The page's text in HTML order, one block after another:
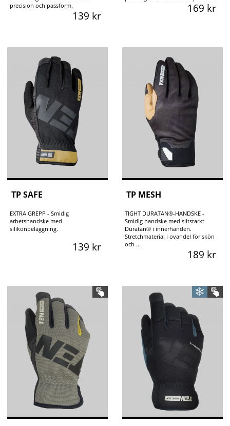
precision och passform.
139 kr
169 kr
TP SAFE
EXTRA GREPP - Smidig
arbetshandske med
silikonbeläggning.
139 kr
TP MESH
TIGHT DURATAN®-HANDSKE -
Smidig handske med slitstarkt
Duratan® i innerhanden.
Stretchmaterial i ovandel för skön
och ...
189 kr